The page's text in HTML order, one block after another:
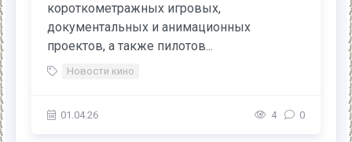
короткометражных игровых,
документальных и анимационных
проектов, а также пилотов...
Новости кино
01.04.26 4 0